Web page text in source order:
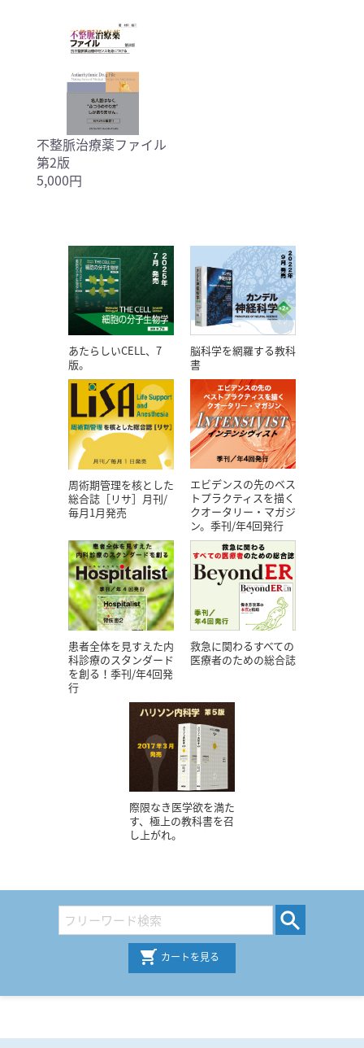
不整脈治療薬ファイル
第2版
5,000円
あたらしいCELL、7
版。
脳科学を網羅する教科
書
周術期管理を核とした
総合誌［リサ］月刊/
毎月1月発売
エビデンスの先のベス
トプラクティスを描く
クオータリー・マガジ
ン。季刊/年4回発行
患者全体を見すえた内
科診療のスタンダード
を創る！季刊/年4回発
行
救急に関わるすべての
医療者のための総合誌
際限なき医学欲を満た
す、極上の教科書を召
し上がれ。
カートを見る